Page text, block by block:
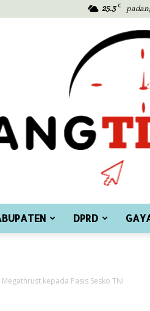
25.3 C
DPRD
kepada Pasis Sesko TNI